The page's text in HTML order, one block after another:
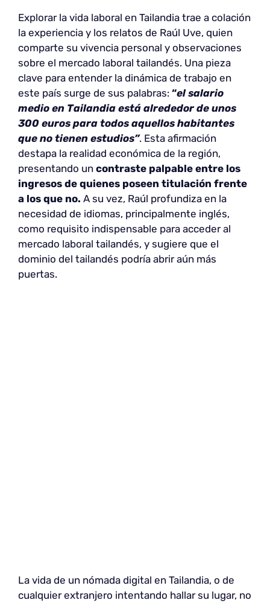
Explorar la vida laboral en Tailandia trae a colación
la experiencia y los relatos de Raúl Uve, quien
comparte su vivencia personal y observaciones
sobre el mercado laboral tailandés. Una pieza
clave para entender la dinámica de trabajo en
este país surge de sus palabras: “el salario
medio en Tailandia está alrededor de unos
300 euros para todos aquellos habitantes
que no tienen estudios”. Esta afirmación
destapa la realidad económica de la región,
presentando un contraste palpable entre los
ingresos de quienes poseen titulación frente
a los que no. A su vez, Raúl profundiza en la
necesidad de idiomas, principalmente inglés,
como requisito indispensable para acceder al
mercado laboral tailandés, y sugiere que el
dominio del tailandés podría abrir aún más
puertas.
La vida de un nómada digital en Tailandia, o de
cualquier extranjero intentando hallar su lugar, no